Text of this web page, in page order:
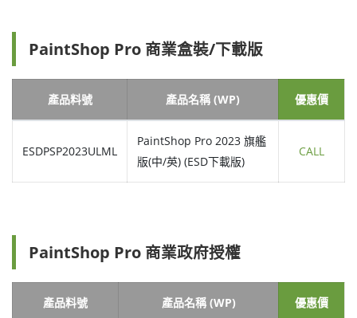
PaintShop Pro 商業盒裝/下載版
產品料號 產品名稱 (WP) 優惠價
ESDPSP2023ULML
PaintShop Pro 2023 旗艦
版(中/英) (ESD下載版)
CALL
PaintShop Pro 商業政府授權
產品料號 產品名稱 (WP) 優惠價